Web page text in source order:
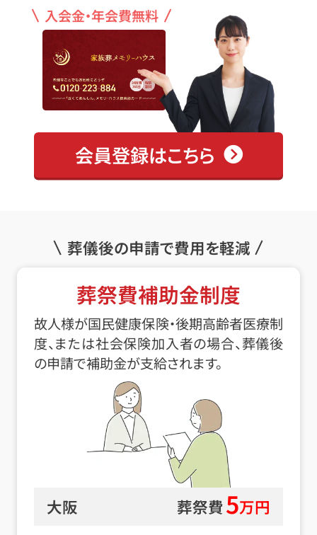
入会金・年会費無料
会員登録はこちら
葬儀後の申請で費用を軽減
葬祭費補助金制度
故人様が国民健康保険・後期高齢者医療制
度、または社会保険加入者の場合、葬儀後
の申請で補助金が支給されます。
大阪 葬祭費5万円